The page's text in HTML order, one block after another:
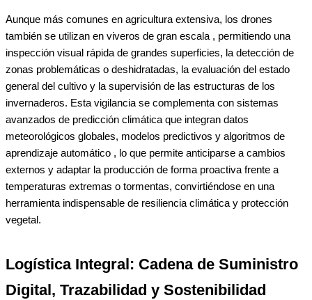
Aunque más comunes en agricultura extensiva, los drones
también se utilizan en viveros de gran escala , permitiendo una
inspección visual rápida de grandes superficies, la detección de
zonas problemáticas o deshidratadas, la evaluación del estado
general del cultivo y la supervisión de las estructuras de los
invernaderos. Esta vigilancia se complementa con sistemas
avanzados de predicción climática que integran datos
meteorológicos globales, modelos predictivos y algoritmos de
aprendizaje automático , lo que permite anticiparse a cambios
externos y adaptar la producción de forma proactiva frente a
temperaturas extremas o tormentas, convirtiéndose en una
herramienta indispensable de resiliencia climática y protección
vegetal.
Logística Integral: Cadena de Suministro
Digital, Trazabilidad y Sostenibilidad